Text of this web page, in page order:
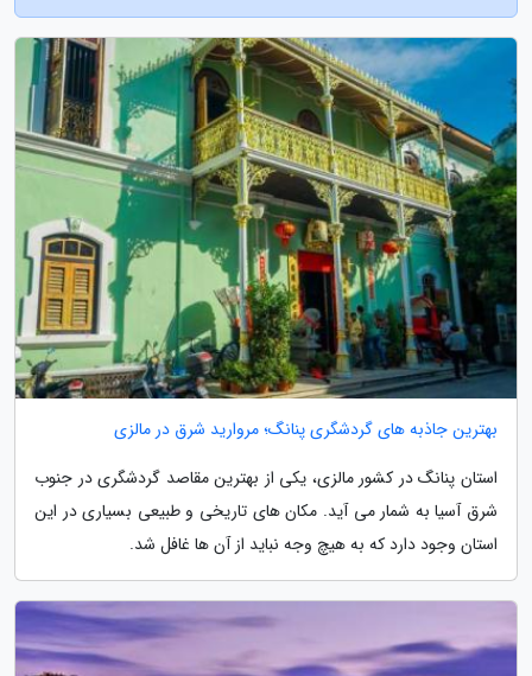
بهترین جاذبه های گردشگری پنانگ؛ مروارید شرق در مالزی
استان پنانگ در کشور مالزی، یکی از بهترین مقاصد گردشگری در جنوب
شرق آسیا به شمار می آید. مکان های تاریخی و طبیعی بسیاری در این
استان وجود دارد که به هیچ وجه نباید از آن ها غافل شد.